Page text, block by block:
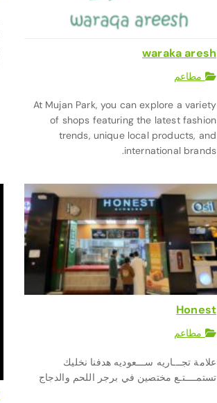
waraka aresh
مطاعم
At Mujan Park, you can explore a variety
of shops featuring the latest fashion
trends, unique local products, and
international brands.
Honest
مطاعم
علامة تجـــاريه ســـعوديه هدفنا نخليك
تستمــــتـع مختصين في برجر اللحم والدجاج